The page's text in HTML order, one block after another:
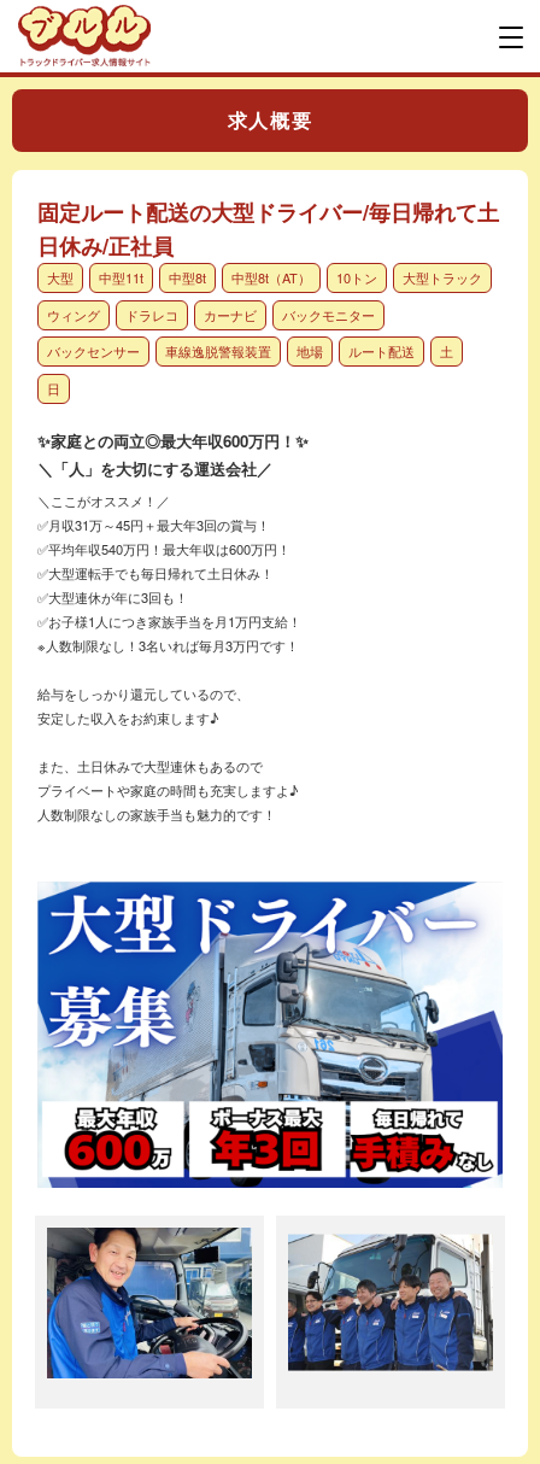
求人概要
固定ルート配送の大型ドライバー/毎日帰れて土
日休み/正社員
大型 中型11t 中型8t 中型8t（AT） 10トン
大型トラック
ウィング
ドラレコ カーナビ
バックモニター
バックセンサー
車線逸脱警報装置 地場 ルート配送
土
日
✨家庭との両立◎最大年収600万円！✨
＼「人」を大切にする運送会社／
＼ここがオススメ！／
✅月収31万～45円＋最大年3回の賞与！
✅平均年収540万円！最大年収は600万円！
✅大型運転手でも毎日帰れて土日休み！
✅大型連休が年に3回も！
✅お子様1人につき家族手当を月1万円支給！
※人数制限なし！3名いれば毎月3万円です！
給与をしっかり還元しているので、
安定した収入をお約束します♪
また、土日休みで大型連休もあるので
プライベートや家庭の時間も充実しますよ♪
人数制限なしの家族手当も魅力的です！